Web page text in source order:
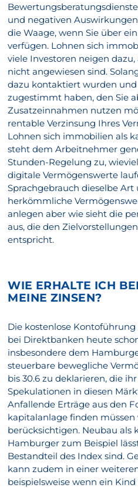
und negativen
die Waage, wenn Sie über
verfügen. Lohnen sich
viele Investoren neigen
nicht angewiesen sind.
dazu kontaktiert wurden
zugestimmt haben, den Sie
Zusatzeinnahmen nutzen
rentable Verzinsung Ihres
Lohnen sich immobilien als
steht dem Arbeitnehmer
Stunden-Regelung zu,
digitale Vermögenswerte
Sprachgebrauch dieselbe Art
herkömmliche
anlegen aber wie sieht die
aus, die den
entspricht.
WIE ERHALTE ICH
MEINE ZINSEN?
Die kostenlose
bei Direktbanken heute
insbesondere dem
steuerbare bewegliche
bis 30.6 zu deklarieren, die
Spekulationen in diesen
Anfallende Erträge aus den
kapitalanlage finden müssen
berücksichtigen. Neubau als
Hamburger zum Beispiel
Bestandteil des Index sind.
kann zudem in einer
beispielsweise wenn ein